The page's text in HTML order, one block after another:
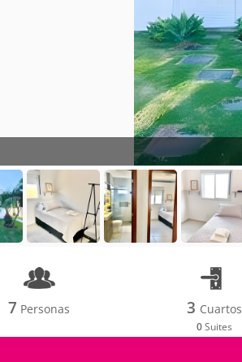
7 Personas 3 Cuartos
0 Suites